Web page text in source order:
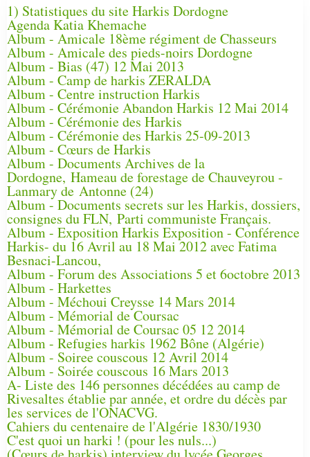
1) Statistiques du site Harkis Dordogne
Agenda Katia Khemache
Album - Amicale 18ème régiment de Chasseurs
Album - Amicale des pieds-noirs Dordogne
Album - Bias (47) 12 Mai 2013
Album - Camp de harkis ZERALDA
Album - Centre instruction Harkis
Album - Cérémonie Abandon Harkis 12 Mai 2014
Album - Cérémonie des Harkis
Album - Cérémonie des Harkis 25-09-2013
Album - Cœurs de Harkis
Album - Documents Archives de la
Dordogne, Hameau de forestage de Chauveyrou -
Lanmary de Antonne (24)
Album - Documents secrets sur les Harkis, dossiers,
consignes du FLN, Parti communiste Français.
Album - Exposition Harkis Exposition - Conférence
Harkis- du 16 Avril au 18 Mai 2012 avec Fatima
Besnaci-Lancou,
Album - Forum des Associations 5 et 6octobre 2013
Album - Harkettes
Album - Méchoui Creysse 14 Mars 2014
Album - Mémorial de Coursac
Album - Mémorial de Coursac 05 12 2014
Album - Refugies harkis 1962 Bône (Algérie)
Album - Soiree couscous 12 Avril 2014
Album - Soirée couscous 16 Mars 2013
A- Liste des 146 personnes décédées au camp de
Rivesaltes établie par année, et ordre du décès par
les services de l'ONACVG.
Cahiers du centenaire de l'Algérie 1830/1930
C'est quoi un harki ! (pour les nuls...)